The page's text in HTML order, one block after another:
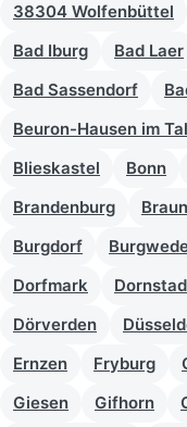
38304 Wolfenbüttel
Bad Iburg
Bad Laer
Bad Sassendorf
Beuron-Hausen im Tal
Blieskastel
Bonn
Brandenburg
Burgdorf
Dorfmark
Dörverden
Ernzen
Fryburg
Giesen
Gifhorn